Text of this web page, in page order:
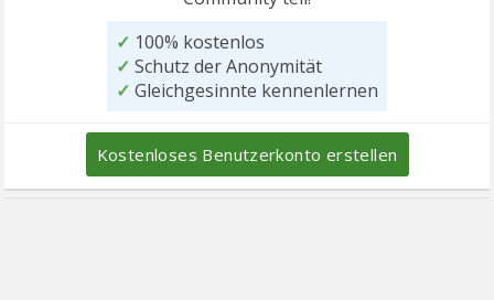
✓ 100% kostenlos
✓ Schutz der Anonymität
✓ Gleichgesinnte kennenlernen
Kostenloses Benutzerkonto erstellen